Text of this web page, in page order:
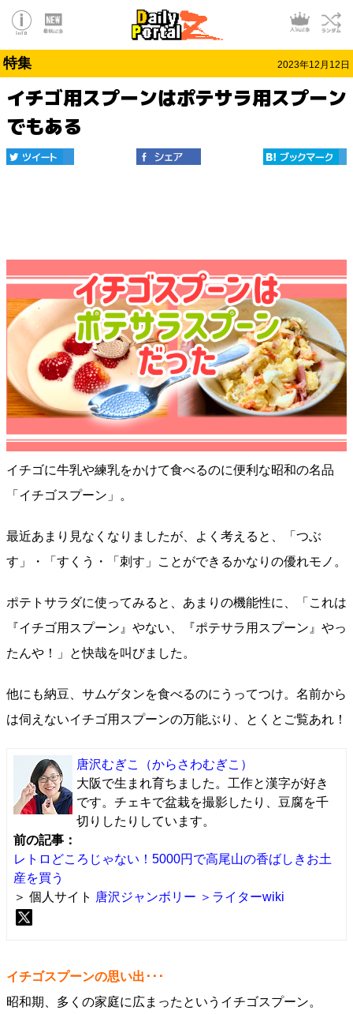
特集 2023年12月12日
イチゴ用スプーンはポテサラ用スプーン
でもある
イチゴに牛乳や練乳をかけて食べるのに便利な昭和の名品
「イチゴスプーン」。
最近あまり見なくなりましたが、よく考えると、「つぶ
す」・「すくう・「刺す」ことができるかなりの優れモノ。
ポテトサラダに使ってみると、あまりの​機能性に、「これは
『イチゴ用スプーン』やない、『ポテサラ用スプーン』やっ
たんや！」と快哉を叫びました。
他にも納豆、サムゲタンを食べるのにうってつけ。名前から
は伺えないイチゴ用スプーンの万能ぶり、とくとご覧あれ！
唐沢むぎこ
（からさわむぎこ）
大阪で生まれ育ちました。工作と漢字が好き
です。チェキで盆栽を撮影したり、豆腐を千
切りしたりしています。
前の記事：
レトロどころじゃない！5000円で高尾山の香ばしきお土
産を買う
＞ 個人サイト 唐沢ジャンボリー ＞ライターwiki
イチゴスプーンの思い出･･･
昭和期、多くの家庭に広まったというイチゴスプーン。